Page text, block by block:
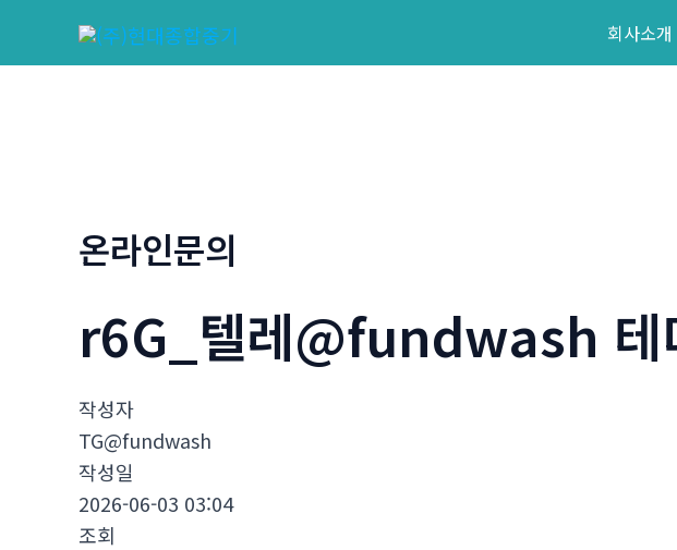
회사소개
온라인문의
r6G_텔레@fundwash 테
작성자
TG@fundwash
작성일
2026-06-03 03:04
조회